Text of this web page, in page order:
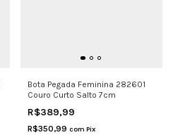
Bota Pegada Feminina 282601
Couro Curto Salto 7cm
R$389,99
R$350,99 com Pix